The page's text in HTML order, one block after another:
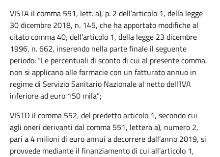
VISTA il comma 551, lett. a), p. 2 dell’articolo 1, della legge
30 dicembre 2018, n. 145, che ha apportato modifiche al
citato comma 40, dell’articolo 1, della legge 23 dicembre
1996, n. 662, inserendo nella parte finale il seguente
periodo: “Le percentuali di sconto di cui al presente comma,
non si applicano alle farmacie con un fatturato annuo in
regime di Servizio Sanitario Nazionale al netto dell’IVA
inferiore ad euro 150 mila”;
VISTO il comma 552, del predetto articolo 1, secondo cui
agli oneri derivanti dal comma 551, lettera a), numero 2,
pari a 4 milioni di euro annui a decorrere dall’anno 2019, si
provvede mediante il finanziamento di cui all’articolo 1,